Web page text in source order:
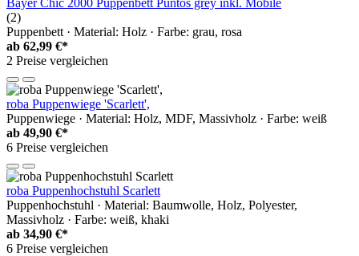
(2)
Puppenbett · Material: Holz · Farbe: grau, rosa
ab 62,99 €*
2 Preise vergleichen
roba Puppenwiege 'Scarlett',
Puppenwiege · Material: Holz, MDF, Massivholz · Farbe: weiß
ab 49,90 €*
6 Preise vergleichen
roba Puppenhochstuhl Scarlett
Puppenhochstuhl · Material: Baumwolle, Holz, Polyester,
Massivholz · Farbe: weiß, khaki
ab 34,90 €*
6 Preise vergleichen